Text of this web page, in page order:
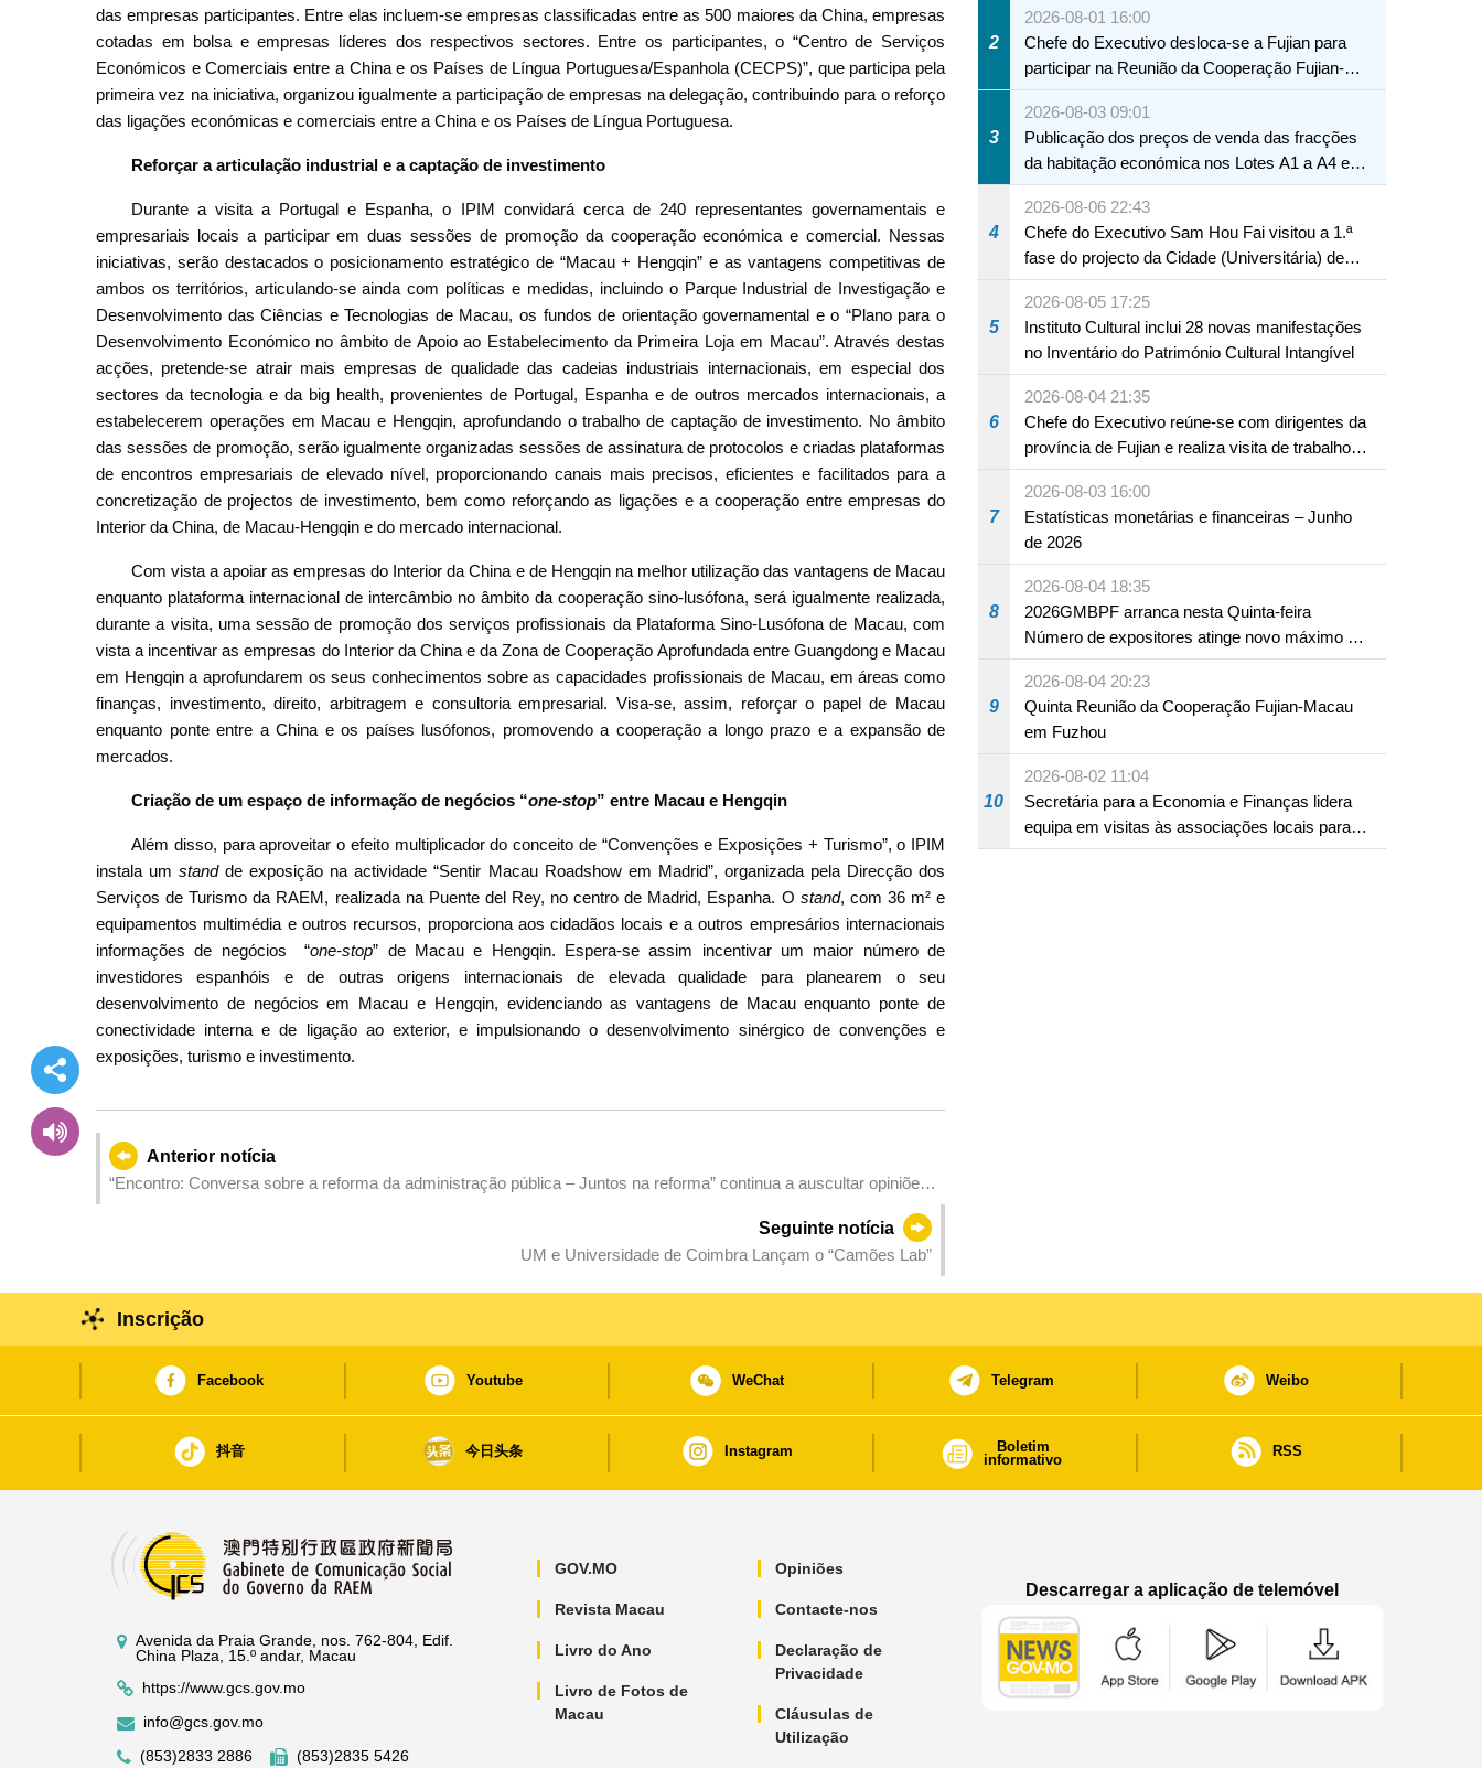
das empresas participantes. Entre elas incluem-se empresas classificadas entre as 500 maiores da China, empresas
cotadas em bolsa e empresas líderes dos respectivos sectores. Entre os participantes, o “Centro de Serviços
Económicos e Comerciais entre a China e os Países de Língua Portuguesa/Espanhola (CECPS)”, que participa pela
primeira vez na iniciativa, organizou igualmente a participação de empresas na delegação, contribuindo para o reforço
das ligações económicas e comerciais entre a China e os Países de Língua Portuguesa.
Reforçar a articulação industrial e a captação de investimento
Durante a visita a Portugal e Espanha, o IPIM convidará cerca de 240 representantes governamentais e
empresariais locais a participar em duas sessões de promoção da cooperação económica e comercial. Nessas
iniciativas, serão destacados o posicionamento estratégico de “Macau + Hengqin” e as vantagens competitivas de
ambos os territórios, articulando‑se ainda com políticas e medidas, incluindo o Parque Industrial de Investigação e
Desenvolvimento das Ciências e Tecnologias de Macau, os fundos de orientação governamental e o “Plano para o
Desenvolvimento Económico no âmbito de Apoio ao Estabelecimento da Primeira Loja em Macau”. Através destas
acções, pretende‑se atrair mais empresas de qualidade das cadeias industriais internacionais, em especial dos
sectores da tecnologia e da big health, provenientes de Portugal, Espanha e de outros mercados internacionais, a
estabelecerem operações em Macau e Hengqin, aprofundando o trabalho de captação de investimento. No âmbito
das sessões de promoção, serão igualmente organizadas sessões de assinatura de protocolos e criadas plataformas
de encontros empresariais de elevado nível, proporcionando canais mais precisos, eficientes e facilitados para a
concretização de projectos de investimento, bem como reforçando as ligações e a cooperação entre empresas do
Interior da China, de Macau-Hengqin e do mercado internacional.
Com vista a apoiar as empresas do Interior da China e de Hengqin na melhor utilização das vantagens de Macau
enquanto plataforma internacional de intercâmbio no âmbito da cooperação sino‑lusófona, será igualmente realizada,
durante a visita, uma sessão de promoção dos serviços profissionais da Plataforma Sino‑Lusófona de Macau, com
vista a incentivar as empresas do Interior da China e da Zona de Cooperação Aprofundada entre Guangdong e Macau
em Hengqin a aprofundarem os seus conhecimentos sobre as capacidades profissionais de Macau, em áreas como
finanças, investimento, direito, arbitragem e consultoria empresarial. Visa-se, assim, reforçar o papel de Macau
enquanto ponte entre a China e os países lusófonos, promovendo a cooperação a longo prazo e a expansão de
mercados.
Criação de um espaço de informação de negócios “one-stop” entre Macau e Hengqin
Além disso, para aproveitar o efeito multiplicador do conceito de “Convenções e Exposições + Turismo”, o IPIM
instala umstandde exposição na actividade “Sentir Macau Roadshow em Madrid”, organizada pela Direcção dos
Serviços de Turismo da RAEM, realizada na Puente del Rey, no centro de Madrid, Espanha. O stand, com 36 m² e
equipamentos multimédia e outros recursos, proporciona aos cidadãos locais e a outros empresários internacionais
informações de negócios “one-stop” de Macau e Hengqin. Espera-se assim incentivar um maior número de
investidores espanhóis e de outras origens internacionais de elevada qualidade para planearem o seu
desenvolvimento de negócios em Macau e Hengqin, evidenciando as vantagens de Macau enquanto ponte de
conectividade interna e de ligação ao exterior, e impulsionando o desenvolvimento sinérgico de convenções e
exposições, turismo e investimento.
Anterior notícia
“Encontro: Conversa sobre a reforma da administração pública – Juntos na reforma” continua a auscultar opiniões
Seguinte notícia
UM e Universidade de Coimbra Lançam o “Camões Lab”
2
2026-08-01 16:00
Chefe do Executivo desloca-se a Fujian para
participar na Reunião da Cooperação Fujian-
Macau
3
2026-08-03 09:01
Publicação dos preços de venda das fracções
da habitação económica nos Lotes A1 a A4 e
A12 da Zona A dos Novos Aterros
4
2026-08-06 22:43
Chefe do Executivo Sam Hou Fai visitou a 1.ª
fase do projecto da Cidade (Universitária) de
Educação Internacional de Macau e Hengqin
5
2026-08-05 17:25
Instituto Cultural inclui 28 novas manifestações
no Inventário do Património Cultural Intangível
6
2026-08-04 21:35
Chefe do Executivo reúne-se com dirigentes da
província de Fujian e realiza visita de trabalho
em Fuzhou
7
2026-08-03 16:00
Estatísticas monetárias e financeiras – Junho
de 2026
8
2026-08-04 18:35
2026GMBPF arranca nesta Quinta-feira
Número de expositores atinge novo máximo em
18 anos
9
2026-08-04 20:23
Quinta Reunião da Cooperação Fujian-Macau
em Fuzhou
10
2026-08-02 11:04
Secretária para a Economia e Finanças lidera
equipa em visitas às associações locais para
consolidar consensos e promover os trabalhos
Inscrição
Facebook Youtube WeChat Telegram Weibo
抖音 今日头条 Instagram
Boletim
informativo
RSS
Avenida da Praia Grande, nos. 762-804, Edif.
China Plaza, 15.º andar, Macau
https://www.gcs.gov.mo
info@gcs.gov.mo
(853)2833 2886
(853)2835 5426
GOV.MO
Revista Macau
Livro do Ano
Livro de Fotos de
Macau
Opiniões
Contacte-nos
Declaração de
Privacidade
Cláusulas de
Utilização
Descarregar a aplicação de telemóvel